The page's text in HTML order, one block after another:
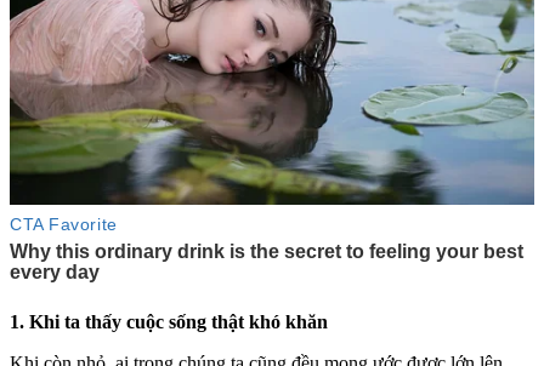
1. Khi ta thấy cuộc sống thật khó khăn